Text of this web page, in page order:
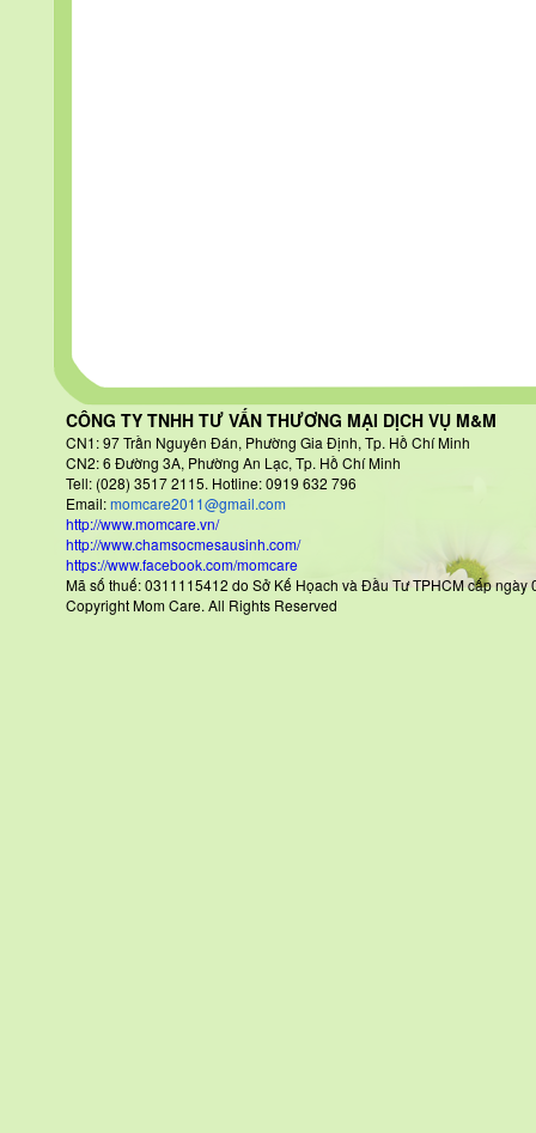
CÔNG TY TNHH TƯ VẤN THƯƠNG MẠI DỊCH VỤ M&M
CN1: 97 Trần Nguyên Đán, Phường Gia Định, Tp. Hồ Chí Minh
CN2: 6 Đường 3A, Phường An Lạc, Tp. Hồ Chí Minh
Tell: (028) 3517 2115. Hotline: 0919 632 796
Email:momcare2011@gmail.com
http://www.momcare.vn/
http://www.chamsocmesausinh.com/
https://www.facebook.com/momcare
Mã số thuế: 0311115412 do Sở Kế Họach và Đầu Tư TPHCM
Copyright Mom Care. All Rights Reserved